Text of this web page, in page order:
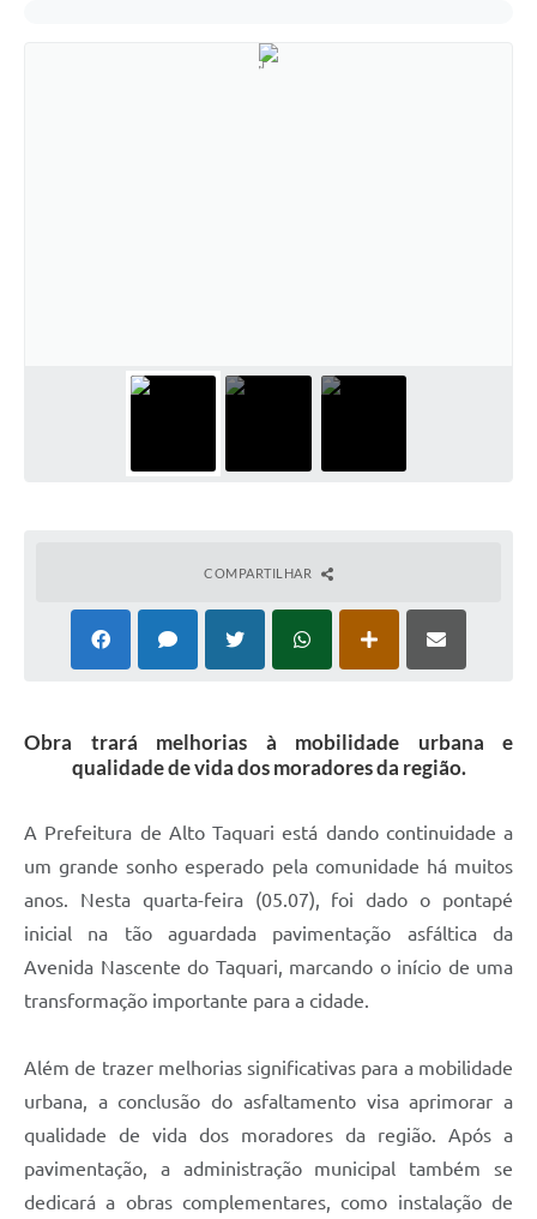
COMPARTILHAR
Obra trará melhorias à mobilidade urbana e
qualidade de vida dos moradores da região.
A Prefeitura de Alto Taquari está dando continuidade a
um grande sonho esperado pela comunidade há muitos
anos. Nesta quarta-feira (05.07), foi dado o pontapé
inicial na tão aguardada pavimentação asfáltica da
Avenida Nascente do Taquari, marcando o início de uma
transformação importante para a cidade.
Além de trazer melhorias significativas para a mobilidade
urbana, a conclusão do asfaltamento visa aprimorar a
qualidade de vida dos moradores da região. Após a
pavimentação, a administração municipal também se
dedicará a obras complementares, como instalação de